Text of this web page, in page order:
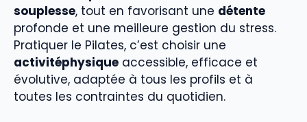
souplesse, tout en favorisant une détente
profonde et une meilleure gestion du stress.
Pratiquer le Pilates, c’est choisir une
activitéphysique accessible, efficace et
évolutive, adaptée à tous les profils et à
toutes les contraintes du quotidien.